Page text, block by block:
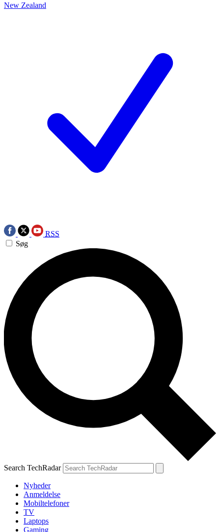
New Zealand
RSS
Søg
Search TechRadar
Nyheder
Anmeldelse
Mobiltelefoner
TV
Laptops
Gaming